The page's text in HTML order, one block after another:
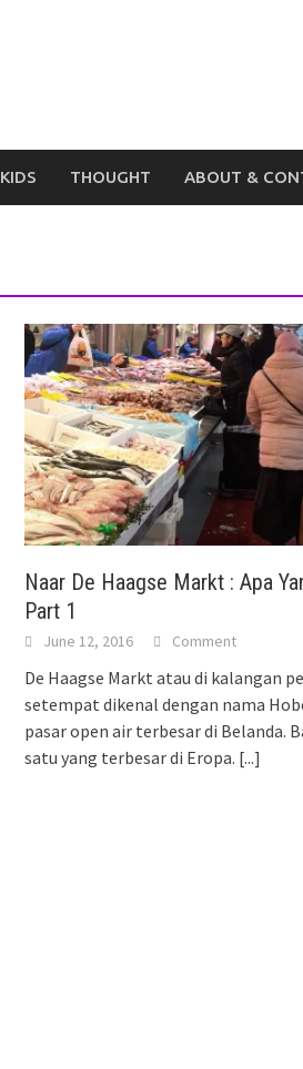
KIDS THOUGHT ABOUT &
Naar De Haagse Markt : Apa
Part 1
June 12, 2016 Comment
De Haagse Markt atau di kalangan
setempat dikenal dengan nama
pasar open air terbesar di Belanda.
satu yang terbesar di Eropa. [...]